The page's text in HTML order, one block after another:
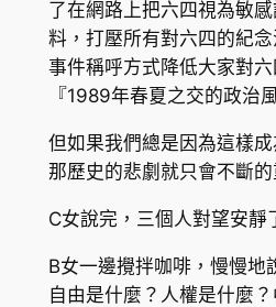
了在網路上把六四視為敏
料，打壓所有對六四的紀
事件稱呼方式降低大家對
『1989年春夏之交的政治
但如果我們總是因為這樣成
那歷史的悲劇就只會不斷的
C女說完，三個人對望安靜
B女一邊攪拌咖啡，慢慢地
自由是什麼？人權是什麼